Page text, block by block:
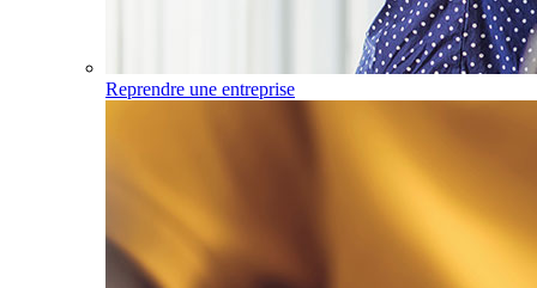
Reprendre une entreprise